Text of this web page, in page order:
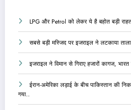
LPG और Petrol को लेकर ये है बहोत बड़ी
सबसे बड़ी मस्जिद पर इजराइल ने लटकाया
इजराइल ने विमान से गिराए हजारों कागज,
ईरान-अमेरिका लड़ाई के बीच पाकिस्तान की
गया..